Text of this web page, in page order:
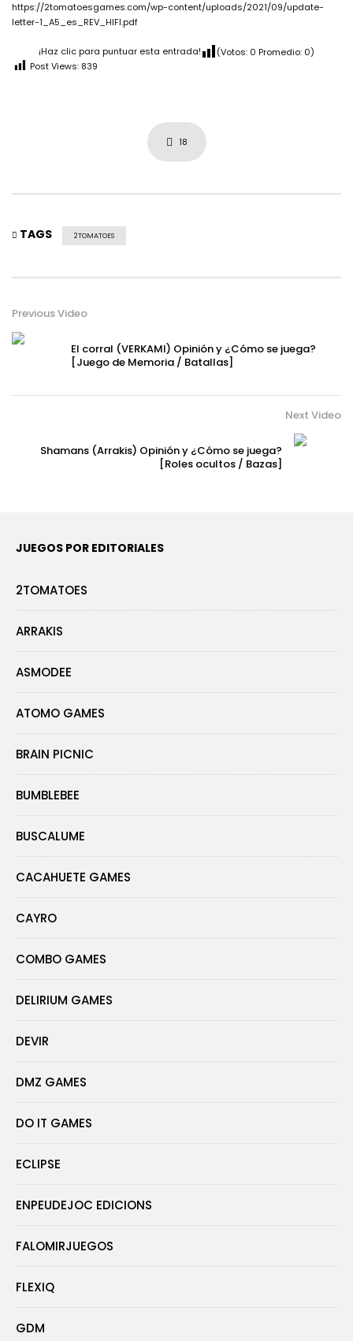
https://2tomatoesgames.com/wp-content/uploads/2021/09/update-
letter-1_A5_es_REV_HIFI.pdf
¡Haz clic para puntuar esta entrada! (Votos: 0 Promedio: 0)
Post Views: 839
18
TAGS 2TOMATOES
Previous Video
El corral (VERKAMI) Opinión y ¿Cómo se juega?
[Juego de Memoria / Batallas]
Next Video
Shamans (Arrakis) Opinión y ¿Cómo se juega?
[Roles ocultos / Bazas]
JUEGOS POR EDITORIALES
2TOMATOES
ARRAKIS
ASMODEE
ATOMO GAMES
BRAIN PICNIC
BUMBLEBEE
BUSCALUME
CACAHUETE GAMES
CAYRO
COMBO GAMES
DELIRIUM GAMES
DEVIR
DMZ GAMES
DO IT GAMES
ECLIPSE
ENPEUDEJOC EDICIONS
FALOMIRJUEGOS
FLEXIQ
GDM